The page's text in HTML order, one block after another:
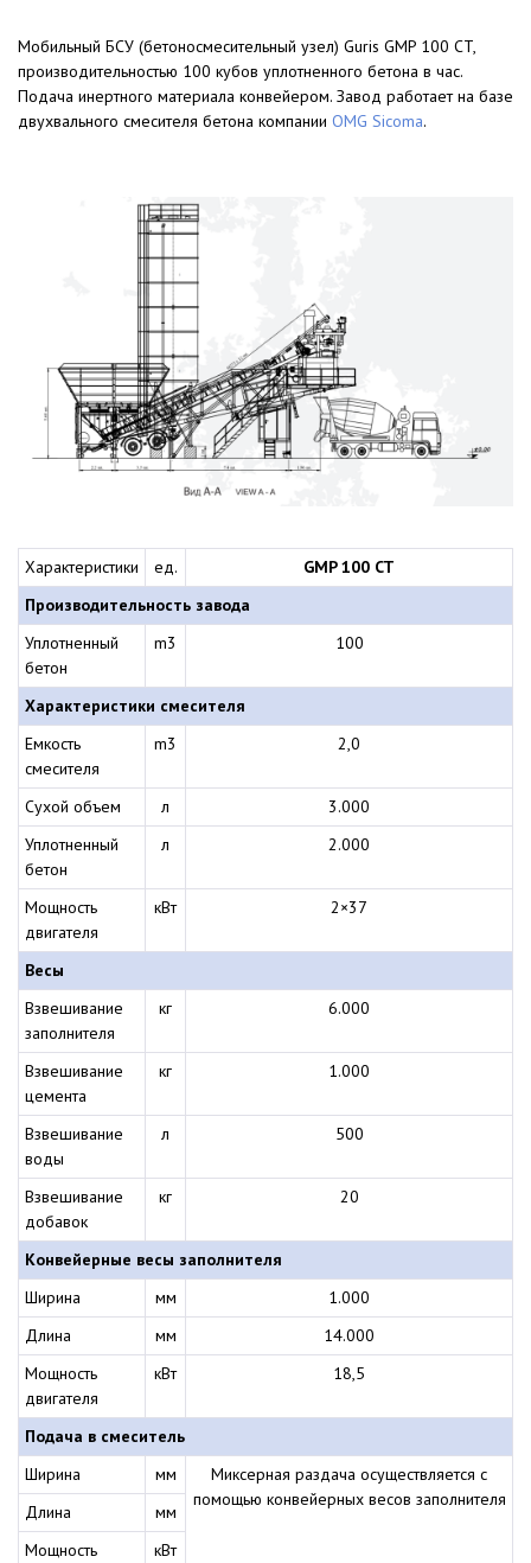
Мобильный БСУ (бетоносмесительный узел) Guris GMP 100 CT,
производительностью 100 кубов уплотненного бетона в час.
Подача инертного материала конвейером. Завод работает на базе
двухвального смесителя бетона компании OMG Sicoma.
Характеристики ед.
GMP 100 CT
Производительность завода
Уплотненный
бетон
m3 100
Характеристики смесителя
Емкость
смесителя
m3 2,0
Сухой объем л
3.000
Уплотненный
бетон
л 2.000
Мощность
двигателя
кВт 2×37
Весы
Взвешивание
заполнителя
кг 6.000
Взвешивание
цемента
кг 1.000
Взвешивание
воды
л 500
Взвешивание
добавок
кг 20
Конвейерные весы заполнителя
Ширина
мм
1.000
Длина
мм
14.000
Мощность
двигателя
кВт 18,5
Подача в смеситель
Ширина
мм
Миксерная раздача осуществляется с
помощью конвейерных весов заполнителя
Длина
мм
Мощность
кВт